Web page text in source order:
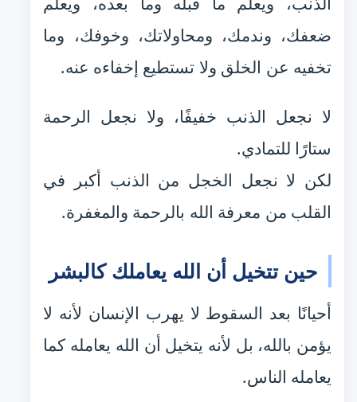
ضعفك، وندمك، ومحاولاتك، وخوفك، وما
تخفيه عن الخلق ولا تستطيع إخفاءه عنه.
لا نجعل الذنب خفيفًا، ولا نجعل الرحمة
ستارًا للتمادي.
لكن لا نجعل الخجل من الذنب أكبر في
القلب من معرفة الله بالرحمة والمغفرة.
حين تتخيل أن الله يعاملك كالبشر
أحيانًا بعد السقوط لا يهرب الإنسان لأنه لا
يؤمن بالله، بل لأنه يتخيل أن الله يعامله كما
يعامله الناس.